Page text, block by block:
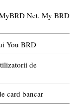
Net, My BRD
You BRD
de
card bancar